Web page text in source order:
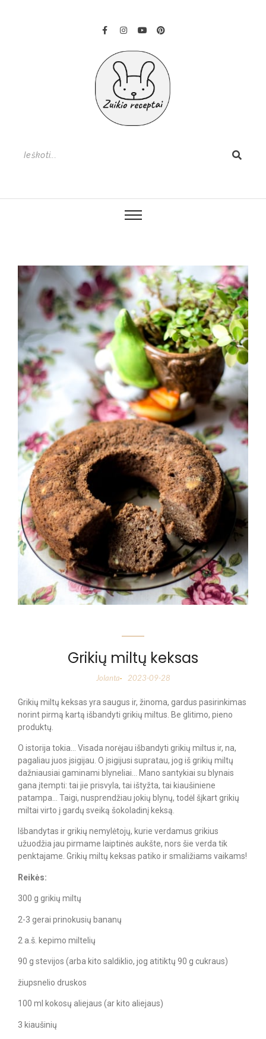
Grikių miltų keksas
Jolanta- 2023-09-28
Grikių miltų keksas yra saugus ir, žinoma, gardus pasirinkimas
norint pirmą kartą išbandyti grikių miltus. Be glitimo, pieno
produktų.
O istorija tokia… Visada norėjau išbandyti grikių miltus ir, na,
pagaliau juos įsigijau. O įsigijusi supratau, jog iš grikių miltų
dažniausiai gaminami blyneliai… Mano santykiai su blynais
gana įtempti: tai jie prisvyla, tai ištyžta, tai kiaušiniene
patampa… Taigi, nusprendžiau jokių blynų, todėl šįkart grikių
miltai virto į gardų sveiką šokoladinį keksą.
Išbandytas ir grikių nemylėtojų, kurie verdamus grikius
užuodžia jau pirmame laiptinės aukšte, nors šie verda tik
penktajame. Grikių miltų keksas patiko ir smaližiams vaikams!
Reikės:
300 g grikių miltų
2-3 gerai prinokusių bananų
2 a.š. kepimo miltelių
90 g stevijos (arba kito saldiklio, jog atitiktų 90 g cukraus)
žiupsnelio druskos
100 ml kokosų aliejaus (ar kito aliejaus)
3 kiaušinių